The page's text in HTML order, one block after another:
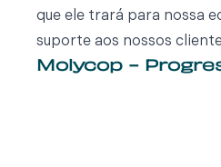
que ele trará para nossa
suporte aos nossos
Molycop -